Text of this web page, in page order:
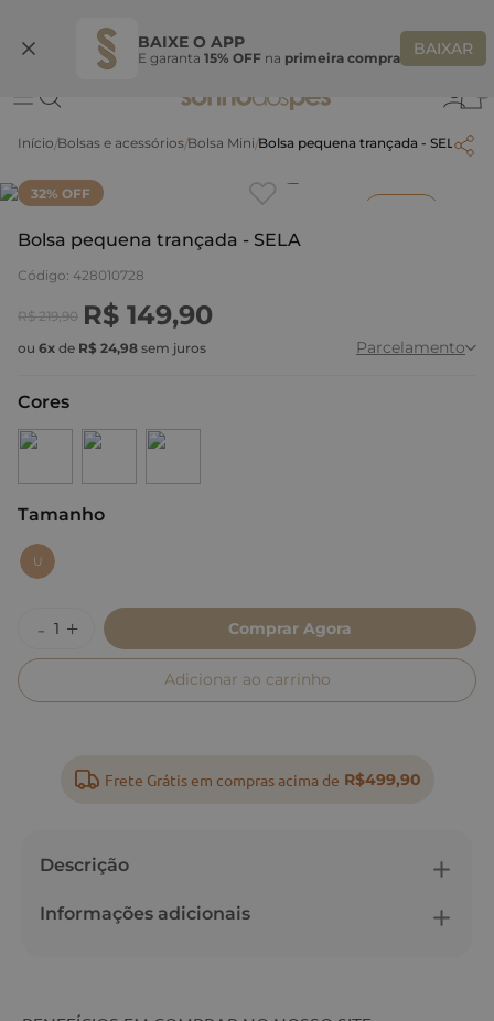
BAIXE O APP
E garanta 15% OFF na primeira compra BAIXAR
Ganhe 10% OFF na coleção utilizando o código do seu vendedor*
Bolsas e acessórios Bolsa Mini Bolsa pequena trançada - SELA
32% OFF
Bolsa pequena trançada - SELA
Código: 428010728
R$ 219,90 R$ 149,90
ou 6x de R$ 24,98 sem juros Parcelamento
Cores
Tamanho
: UU
Comprar Agora
Adicionar ao carrinho
Frete Grátis em compras acima de R$499,90
Descrição
Informações adicionais